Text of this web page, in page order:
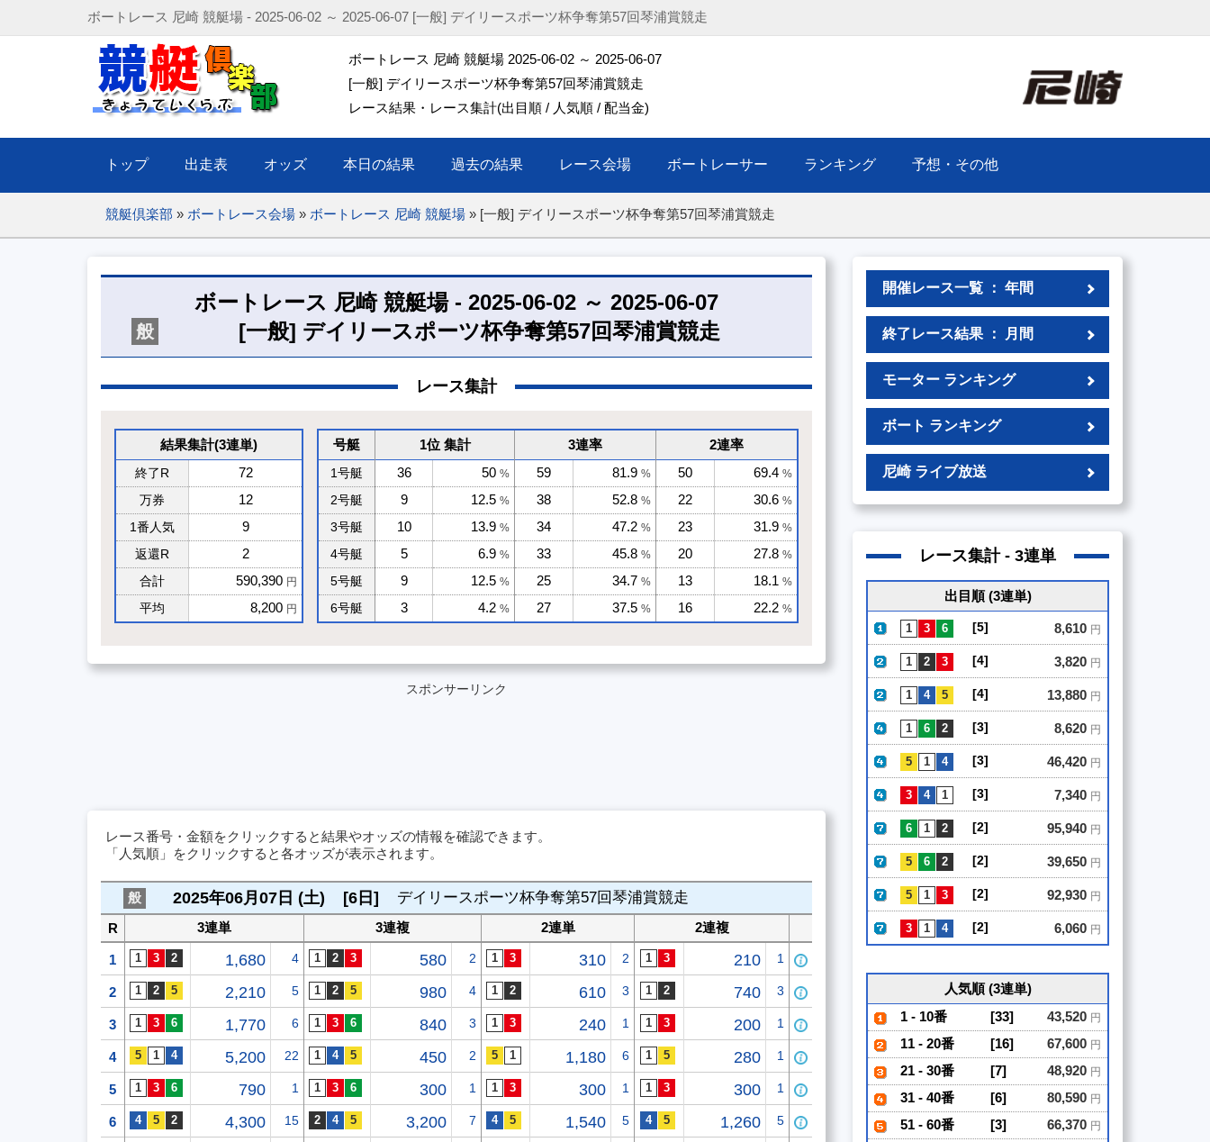
ボートレース 尼崎 競艇場 - 2025-06-02 ～ 2025-06-07 [一般] デイリースポーツ杯争奪第57回琴浦賞競走
ボートレース 尼崎 競艇場 2025-06-02 ～ 2025-06-07
[一般] デイリースポーツ杯争奪第57回琴浦賞競走
レース結果・レース集計(出目順 / 人気順 / 配当金)
トップ 出走表 オッズ 本日の結果 過去の結果 レース会場 ボートレーサー ランキング 予想・その他
競艇倶楽部 » ボートレース会場 » ボートレース 尼崎 競艇場 » [一般] デイリースポーツ杯争奪第57回琴浦賞競走
ボートレース 尼崎 競艇場 - 2025-06-02 ～ 2025-06-07
般 [一般] デイリースポーツ杯争奪第57回琴浦賞競走
レース集計
結果集計(3連単)
終了R 72
万券 12
1番人気 9
返還R 2
合計 590,390 円
平均 8,200 円
号艇 1位 集計 3連率 2連率
1号艇 36 50 % 59 81.9 % 50 69.4 %
2号艇 9 12.5 % 38 52.8 % 22 30.6 %
3号艇 10 13.9 % 34 47.2 % 23 31.9 %
4号艇 5 6.9 % 33 45.8 % 20 27.8 %
5号艇 9 12.5 % 25 34.7 % 13 18.1 %
6号艇 3 4.2 % 27 37.5 % 16 22.2 %
スポンサーリンク
レース番号・金額をクリックすると結果やオッズの情報を確認できます。
「人気順」をクリックすると各オッズが表示されます。
般 2025年06月07日 (土) [6日] デイリースポーツ杯争奪第57回琴浦賞競走
R 3連単 3連複 2連単 2連複
1 1,680 4 580 2 310 2 210 1
2 2,210 5 980 4 610 3 740 3
3 1,770 6 840 3 240 1 200 1
4 5,200 22 450 2 1,180 6 280 1
5 790 1 300 1 300 1 300 1
6 4,300 15 3,200 7 1,540 5 1,260 5
開催レース一覧 ： 年間
終了レース結果 ： 月間
モーター ランキング
ボート ランキング
尼崎 ライブ放送
レース集計 - 3連単
出目順 (3連単)
[5] 8,610 円
[4] 3,820 円
[4] 13,880 円
[3] 8,620 円
[3] 46,420 円
[3] 7,340 円
[2] 95,940 円
[2] 39,650 円
[2] 92,930 円
[2] 6,060 円
人気順 (3連単)
1 - 10番
[33] 43,520 円
11 - 20番 [16] 67,600 円
21 - 30番 [7] 48,920 円
31 - 40番 [6] 80,590 円
51 - 60番 [3] 66,370 円